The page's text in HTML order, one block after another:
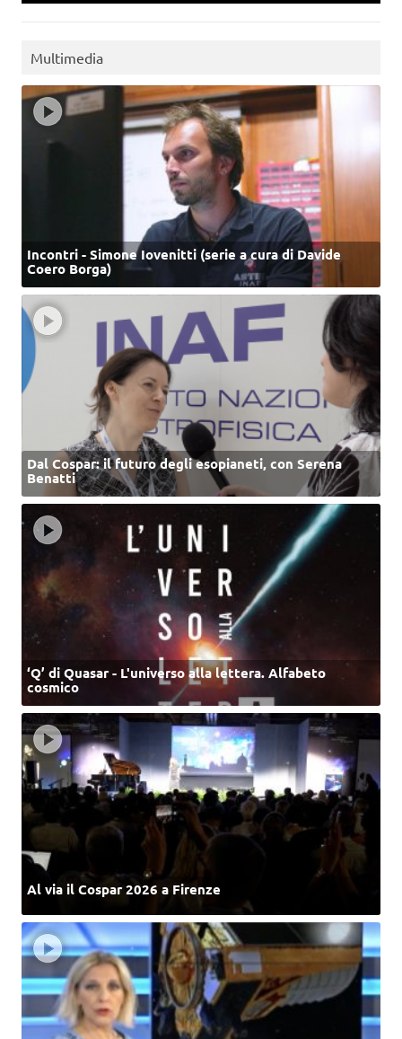
Multimedia
Incontri - Simone Iovenitti (serie a cura di Davide
Coero Borga)
Dal Cospar: il futuro degli esopianeti, con Serena
Benatti
‘Q’ di Quasar - L'universo alla lettera. Alfabeto
cosmico
Al via il Cospar 2026 a Firenze